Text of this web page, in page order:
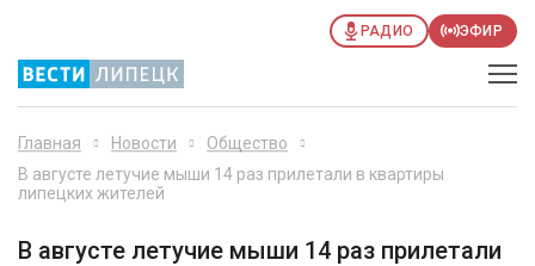
РАДИО ЭФИР
Главная Новости
Общество
В августе летучие мыши 14 раз прилетали в квартиры
липецких жителей
В августе летучие мыши 14 раз прилетали